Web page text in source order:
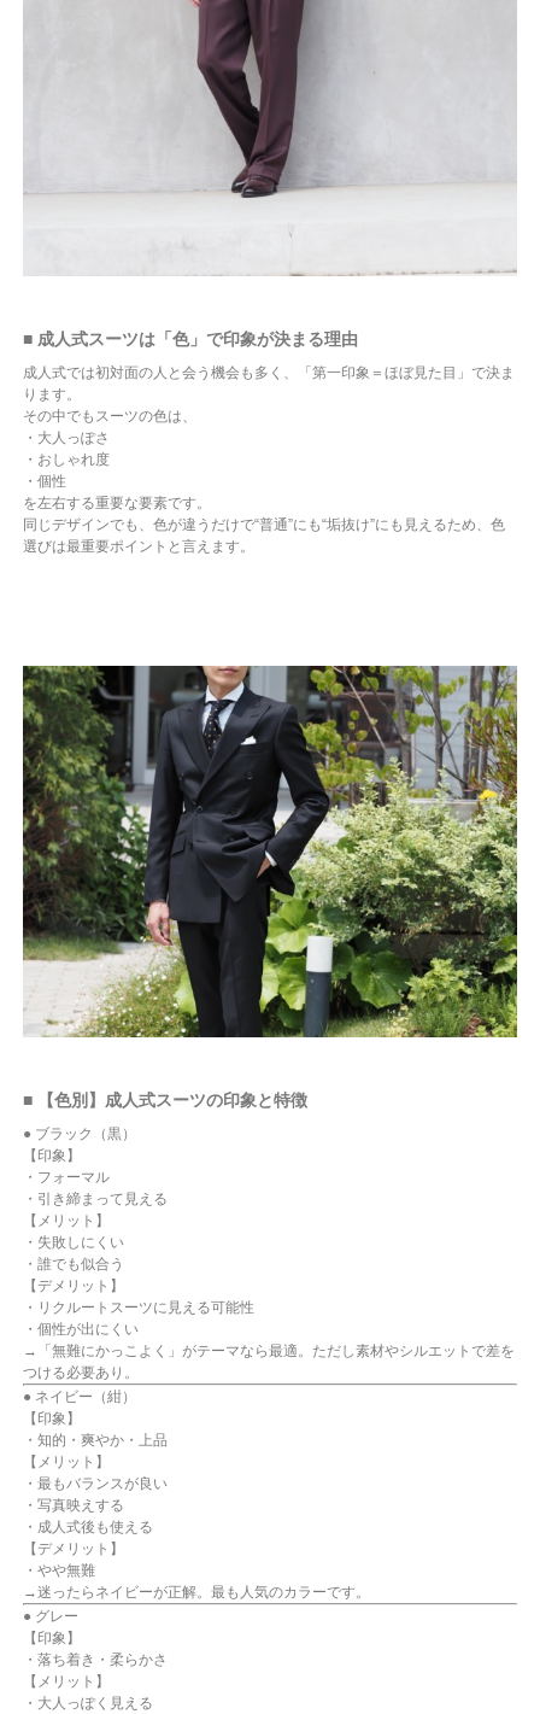
■ 成人式スーツは「色」で印象が決まる理由
成人式では初対面の人と会う機会も多く、「第一印象＝ほぼ見た目」で決ま
ります。
その中でもスーツの色は、
・大人っぽさ
・おしゃれ度
・個性
を左右する重要な要素です。
同じデザインでも、色が違うだけで“普通”にも“垢抜け”にも見えるため、色
選びは最重要ポイントと言えます。
■ 【色別】成人式スーツの印象と特徴
● ブラック（黒）
【印象】
・フォーマル
・引き締まって見える
【メリット】
・失敗しにくい
・誰でも似合う
【デメリット】
・リクルートスーツに見える可能性
・個性が出にくい
→「無難にかっこよく」がテーマなら最適。ただし素材やシルエットで差を
つける必要あり。
● ネイビー（紺）
【印象】
・知的・爽やか・上品
【メリット】
・最もバランスが良い
・写真映えする
・成人式後も使える
【デメリット】
・やや無難
→迷ったらネイビーが正解。最も人気のカラーです。
● グレー
【印象】
・落ち着き・柔らかさ
【メリット】
・大人っぽく見える